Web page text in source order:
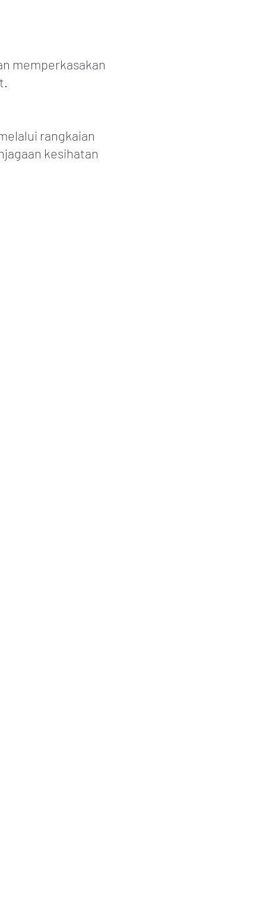
memperkasakan
rangkaian
kesihatan